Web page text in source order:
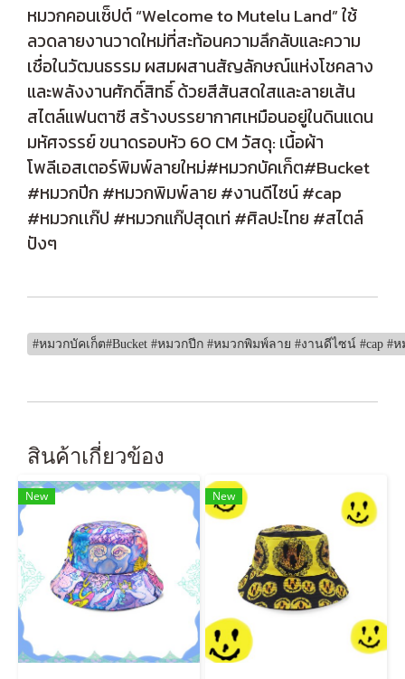
หมวกคอนเซ็ปต์ “Welcome to Mutelu Land” ใช้
ลวดลายงานวาดใหม่ที่สะท้อนความลึกลับและความ
เชื่อในวัฒนธรรม ผสมผสานสัญลักษณ์แห่งโชคลาง
และพลังงานศักดิ์สิทธิ์ ด้วยสีสันสดใสและลายเส้น
สไตล์แฟนตาซี สร้างบรรยากาศเหมือนอยู่ในดินแดน
มหัศจรรย์ ขนาดรอบหัว 60 CM วัสดุ: เนื้อผ้า
โพลีเอสเตอร์พิมพ์ลายใหม่#หมวกบัคเก็ต#Bucket
#หมวกปีก #หมวกพิมพ์ลาย #งานดีไซน์ #cap
#หมวกเเก๊ป #หมวกแก๊ปสุดเท่ #ศิลปะไทย #สไตล์
ปังๆ
#หมวกบัคเก็ต#Bucket #หมวกปีก #หมวกพิมพ์ลาย #งานดีไซน์ #cap
สินค้าเกี่ยวข้อง
New New